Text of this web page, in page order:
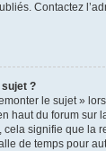
Contactez
?
le sujet »
haut du forum sur
cela signifie que la
de temps pour